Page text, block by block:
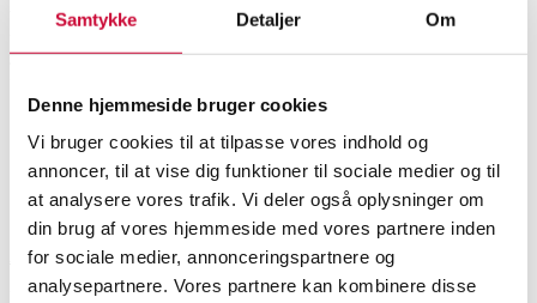
Samtykke Detaljer Om
Denne hjemmeside bruger cookies
Vi bruger cookies til at tilpasse vores indhold og
annoncer, til at vise dig funktioner til sociale medier og til
at analysere vores trafik. Vi deler også oplysninger om
din brug af vores hjemmeside med vores partnere inden
for sociale medier, annonceringspartnere og
analysepartnere. Vores partnere kan kombinere disse
Havemøbler
Ronan og Erwan Bouroullec
for HAY. Havebord 96,5x41
cm, Balcony - Dark Forest
SHOWROOM
Aarhus
VURDERING
DKK 1.300
VARENUMMER
6538370
Momsvare